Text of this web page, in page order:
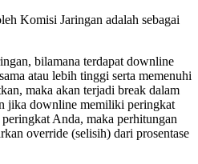
Komisi Jaringan adalah sebagai
bilamana terdapat downline
atau lebih tinggi serta memenuhi
maka akan terjadi break dalam
jika downline memiliki peringkat
Anda, maka perhitungan
override (selisih) dari prosentase